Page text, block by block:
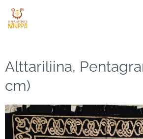
Alttariliina,
cm)